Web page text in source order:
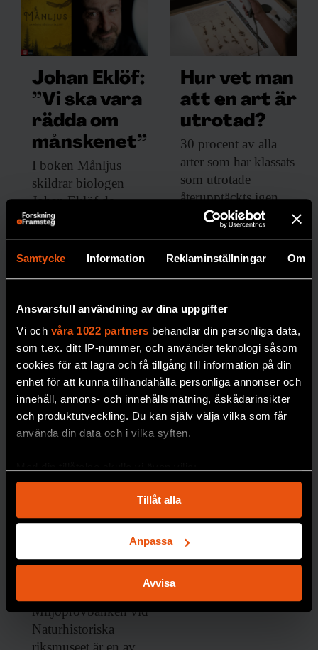
Samtycke Information Reklaminställningar Om
Ansvarsfull användning av dina uppgifter
Vi och våra 1022 partners behandlar din personliga data,
som t.ex. ditt IP-nummer, och använder teknologi såsom
cookies för att lagra och få tillgång till information på din
enhet för att kunna tillhandahålla personliga annonser och
innehåll, annons- och innehållsmätning, åskådarinsikter
och produktutveckling. Du kan själv välja vilka som får
använda din data och i vilka syften.
som kan ha en noggrannhet på upp till flera meter
Identifiera din enhet genom att aktivt skanna den
för specifika kännetecken (fingeravtryck)
Ta reda på mer om hur dina personliga uppgifter
helst från cookie-förklaringen.
Vi använder enhetsidentifierare för att anpassa innehållet
Tillåt alla
Anpassa
Avvisa
Johan Eklöf:
”Vi ska vara
rädda om
månskenet”
I boken Månljus
skildrar biologen
Johan Eklöf de
rytmer månen ger
upphov till på
jorden.
MÅNEN
Hur vet man
att en art är
utrotad?
30 procent av alla
arter som har klassats
som utrotade
återupptäckts igen.
Med matematiska
modeller och AI ska
bedömningarna få
bättre precision.
BIOLOGISK MÅNGFALD
frysrum på
Naturhistor
iska säkrar
om
Miljöprovbanken vid
Naturhistoriska
riksmuseet är en av